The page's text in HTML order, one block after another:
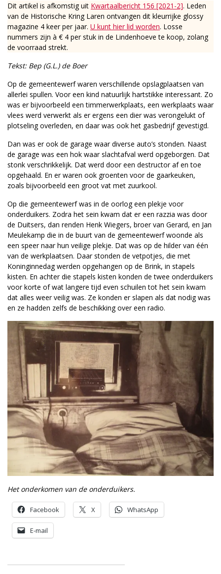
Dit artikel is afkomstig uit Kwartaalbericht 156 [2021-2]. Leden
van de Historische Kring Laren ontvangen dit kleurrijke glossy
magazine 4 keer per jaar. U kunt hier lid worden. Losse
nummers zijn à € 4 per stuk in de Lindenhoeve te koop, zolang
de voorraad strekt.
Tekst: Bep (G.L.) de Boer
Op de gemeentewerf waren verschillende opslagplaatsen van
allerlei spullen. Voor een kind natuurlijk hartstikke interessant. Zo
was er bijvoorbeeld een timmerwerkplaats, een werkplaats waar
vlees werd verwerkt als er ergens een dier was verongelukt of
plotseling overleden, en daar was ook het gasbedrijf gevestigd.
Dan was er ook de garage waar diverse auto’s stonden. Naast
de garage was een hok waar slachtafval werd opgeborgen. Dat
stonk verschrikkelijk. Dat werd door een destructor af en toe
opgehaald. En er waren ook groenten voor de gaarkeuken,
zoals bijvoorbeeld een groot vat met zuurkool.
Op die gemeentewerf was in de oorlog een plekje voor
onderduikers. Zodra het sein kwam dat er een razzia was door
de Duitsers, dan renden Henk Wiegers, broer van Gerard, en Jan
Meulekamp die in de buurt van de gemeentewerf woonde als
een speer naar hun veilige plekje. Dat was op de hilder van één
van de werkplaatsen. Daar stonden de vetpotjes, die met
Koninginnedag werden opgehangen op de Brink, in stapels
kisten. En achter die stapels kisten konden de twee onderduikers
voor korte of wat langere tijd even schuilen tot het sein kwam
dat alles weer veilig was. Ze konden er slapen als dat nodig was
en ze hadden zelfs de beschikking over een radio.
Het onderkomen van de onderduikers.
Facebook X WhatsApp
E-mail